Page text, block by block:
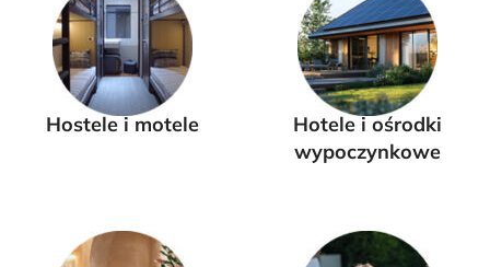
Hostele i motele
Hotele i ośrodki
wypoczynkowe